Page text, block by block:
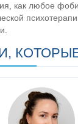
как любое